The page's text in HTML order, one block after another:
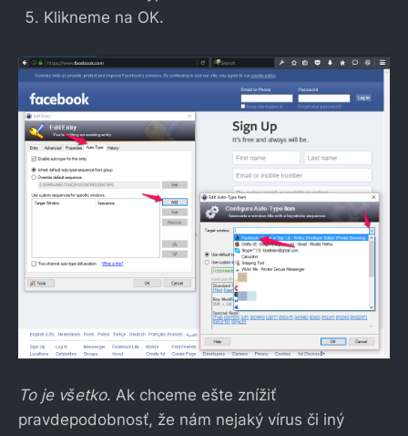
Klikneme na OK.
To je všetko. Ak chceme ešte znížiť
pravdepodobnosť, že nám nejaký vírus či iný